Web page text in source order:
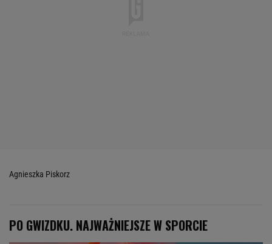
Agnieszka Piskorz